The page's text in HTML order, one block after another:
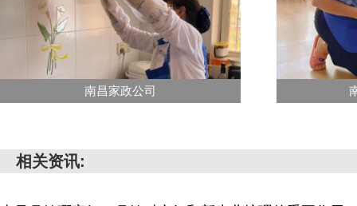
南昌家政公司
相关资讯: